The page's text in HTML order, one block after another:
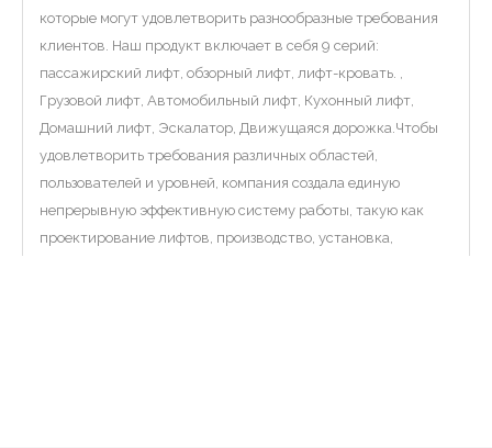
которые могут удовлетворить разнообразные требования
клиентов. Наш продукт включает в себя 9 серий:
пассажирский лифт, обзорный лифт, лифт-кровать. ,
Грузовой лифт, Автомобильный лифт, Кухонный лифт,
Домашний лифт, Эскалатор, Движущаяся дорожка.Чтобы
удовлетворить требования различных областей,
пользователей и уровней, компания создала единую
непрерывную эффективную систему работы, такую ​​как
проектирование лифтов, производство, установка,